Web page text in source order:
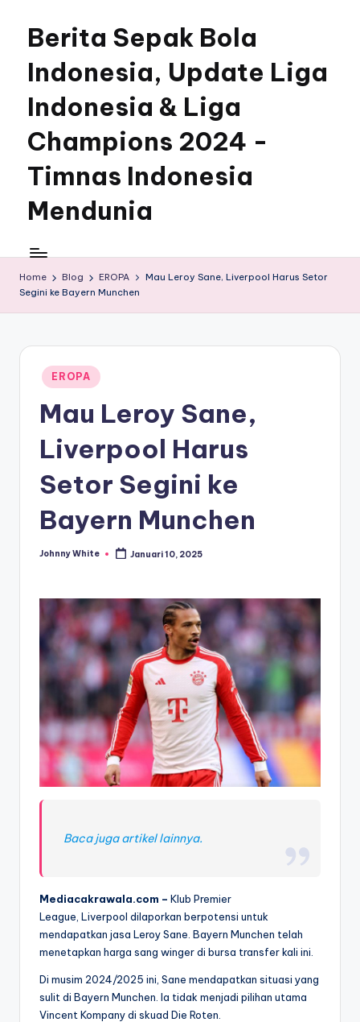
content
Berita Sepak Bola
Indonesia, Update Liga
Indonesia & Liga
Champions 2024 -
Timnas Indonesia
Mendunia
Home Blog EROPA
Mau Leroy Sane, Liverpool Harus Setor
Segini ke Bayern Munchen
Posted
in
EROPA
Mau Leroy Sane,
Liverpool Harus
Setor Segini ke
Bayern Munchen
Posted
Johnny White Januari 10, 2025
Baca juga artikel lainnya.
Mediacakrawala.com – Klub Premier
League, Liverpool dilaporkan berpotensi untuk
mendapatkan jasa Leroy Sane. Bayern Munchen telah
menetapkan harga sang winger di bursa transfer kali ini.
Di musim 2024/2025 ini, Sane mendapatkan situasi yang
sulit di Bayern Munchen. Ia tidak menjadi pilihan utama
Vincent Kompany di skuad Die Roten.